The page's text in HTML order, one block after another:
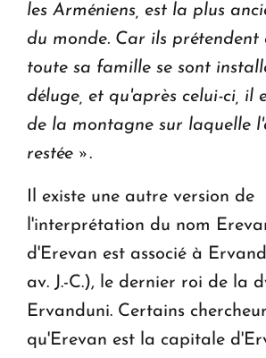
les Arméniens, est la plus
du monde. Car ils prétendent
toute sa famille se sont
déluge, et qu'après celui-ci, il
de la montagne sur laquelle
restée ».
Il existe une autre version de
l'interprétation du nom
d'Erevan est associé à
av. J.-C.), le dernier roi de la
Ervanduni. Certains
qu'Erevan est la capitale